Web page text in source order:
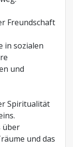
Freundschaft
in sozialen
und
Spiritualität
über
und das